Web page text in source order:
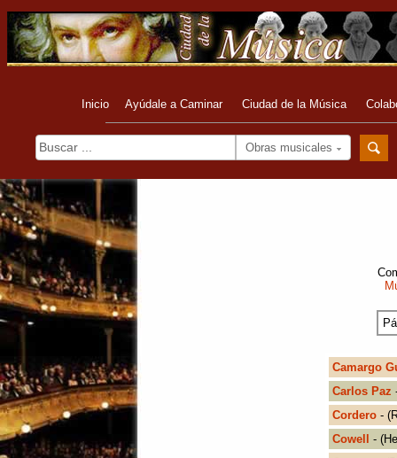
Inicio Ayúdale a Caminar Ciudad de la Música
Obras musicales
Camargo
Carlos Paz
Cordero -
Cowell
-